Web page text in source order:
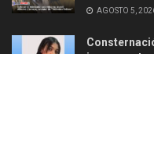
AGOSTO 5,
joven en